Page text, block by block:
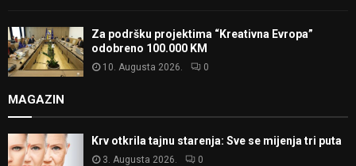
Za podršku projektima “Kreativna Evropa”
odobreno 100.000 KM
10. Augusta 2026. 0
MAGAZIN
Krv otkrila tajnu starenja: Sve se mijenja tri puta
3. Augusta 2026. 0